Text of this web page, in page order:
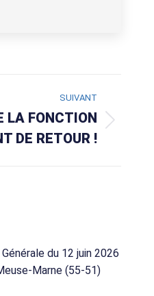
SUIVANT
LA FONCTION
DE RETOUR !
du 12 juin 2026
Marne (55-51)